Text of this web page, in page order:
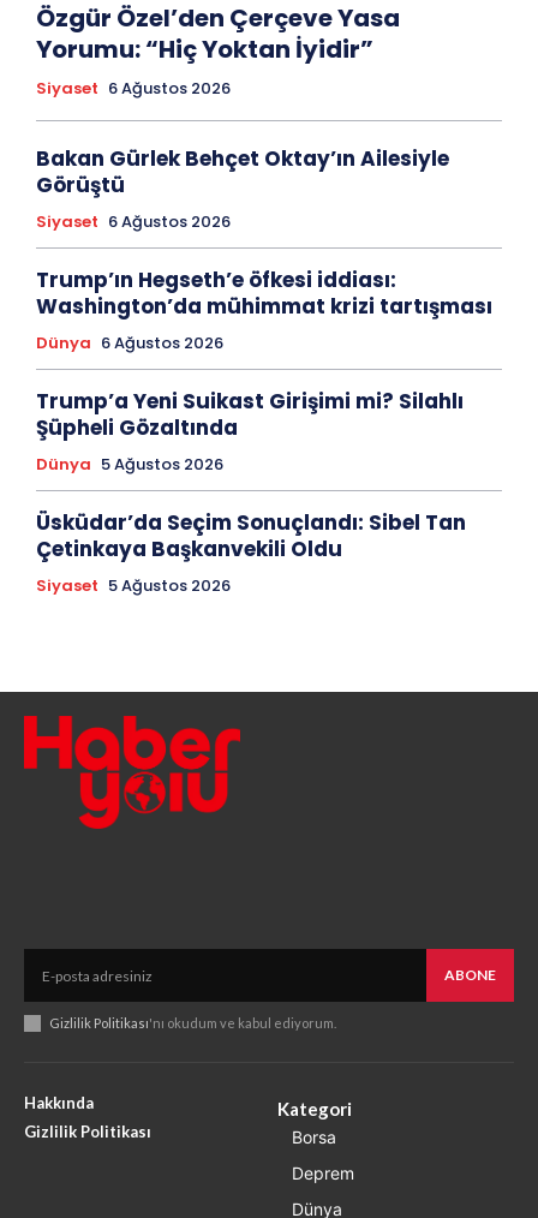
Özgür Özel’den Çerçeve Yasa
Yorumu: “Hiç Yoktan İyidir”
Siyaset 6 Ağustos 2026
Bakan Gürlek Behçet Oktay’ın Ailesiyle
Görüştü
Siyaset 6 Ağustos 2026
Trump’ın Hegseth’e öfkesi iddiası:
Washington’da mühimmat krizi tartışması
Dünya 6 Ağustos 2026
Trump’a Yeni Suikast Girişimi mi? Silahlı
Şüpheli Gözaltında
Dünya 5 Ağustos 2026
Üsküdar’da Seçim Sonuçlandı: Sibel Tan
Çetinkaya Başkanvekili Oldu
Siyaset 5 Ağustos 2026
ABONE
Gizlilik Politikası'nı okudum ve kabul ediyorum.
Hakkında
Gizlilik Politikası
Kategori
Borsa
Deprem
Dünya